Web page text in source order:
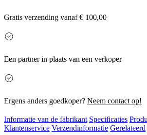
Gratis verzending vanaf € 100,00
Een partner in plaats van een verkoper
Ergens anders goedkoper? Neem contact op!
Informatie van de fabrikant Specificaties
Klantenservice Verzendinformatie Gerelateerd